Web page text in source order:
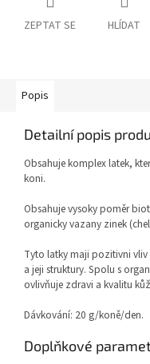
ZEPTAT SE HLÍDAT
Popis
Detailní popis
Obsahuje komplex latek,
koni.
Obsahuje vysoky poměr
organicky vazany zinek
Tyto latky maji pozitivni
a jeji struktury. Spolu s
ovlivňuje zdravi a kvalitu
Dávkování: 20 g/koně/den.
Doplňkové